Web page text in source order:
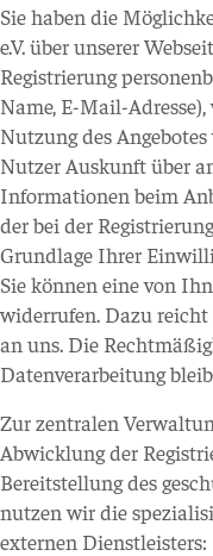
Sie haben die
e.V. über unserer
Registrierung
Name, E-Mail-
Nutzung des
Nutzer Auskunft über
Informationen beim
der bei der
Grundlage Ihrer
Sie können eine von
widerrufen. Dazu
an uns. Die
Datenverarbeitung
Zur zentralen
Abwicklung der
Bereitstellung des
nutzen wir die
externen Dienstleisters: